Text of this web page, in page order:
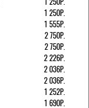
1 250Р.
1 555Р.
2 750Р.
2 750Р.
2 226Р.
2 036Р.
2 036Р.
1 252Р.
1 690Р.